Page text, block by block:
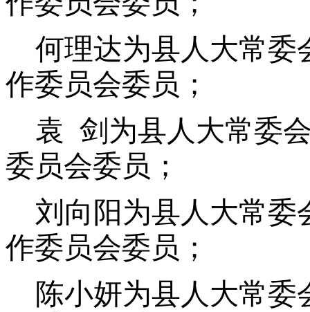
何理达为县人大常委
作委员会委员；
袁 剑为县人大常委
委员会委员；
刘向阳为县人大常委
作委员会委员；
陈小妍为县人大常